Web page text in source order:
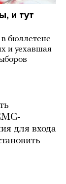
и тут
бюллетене
и уехавшая
для входа